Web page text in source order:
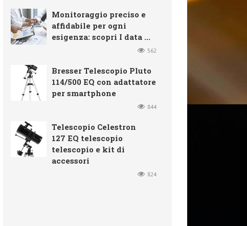
Monitoraggio preciso e
affidabile per ogni
esigenza: scopri I data ...
562
Bresser Telescopio Pluto
114/500 EQ con adattatore
per smartphone
844
Telescopio Celestron
127 EQ telescopio
telescopio e kit di
accessori
824